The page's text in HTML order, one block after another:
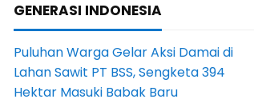
GENERASI INDONESIA
Puluhan Warga Gelar Aksi Damai di
Lahan Sawit PT BSS, Sengketa 394
Hektar Masuki Babak Baru